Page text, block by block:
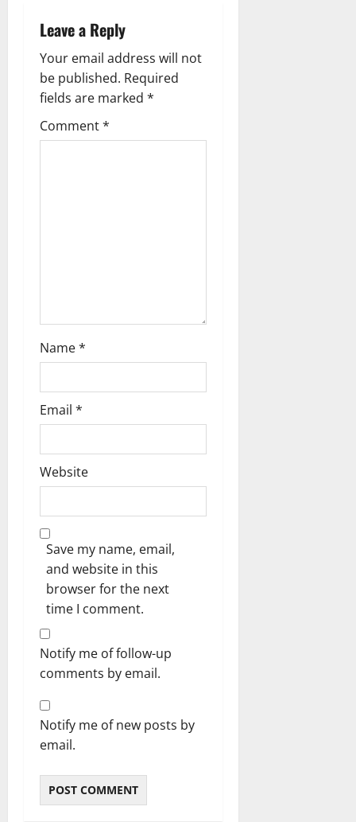
v
i
g
a
t
Leave a Reply
Your email address will not
be published. Required
fields are marked *
Comment*
Name*
Email *
Website
Save my name, email,
and website in this
browser for the next
time I comment.
Notify me of follow-up
comments by email.
Notify me of new posts by
email.